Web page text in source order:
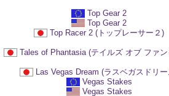
Top Gear 2
Top Gear 2
Top Racer 2 (トップレーサー２)
Tales of Phantasia (テイルズ オブ ファ
Las Vegas Dream (ラスベガスドリ
Vegas Stakes
Vegas Stakes